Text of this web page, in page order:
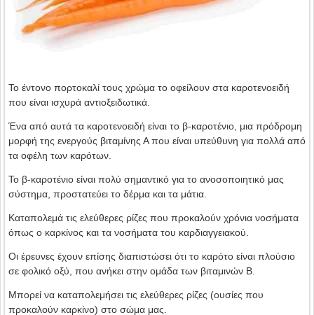
Το έντονο πορτοκαλί τους χρώμα το οφείλουν στα καροτενοειδή
που είναι ισχυρά αντιοξειδωτικά.
Ένα από αυτά τα καροτενοειδή είναι το β-καροτένιο, μια πρόδρομη
μορφή της ενεργούς βιταμίνης Α που είναι υπεύθυνη για πολλά από
τα οφέλη των καρότων.
Το β-καροτένιο είναι πολύ σημαντικό για το ανοσοποιητικό μας
σύστημα, προστατεύει το δέρμα και τα μάτια.
Καταπολεμά τις ελεύθερες ρίζες που προκαλούν χρόνια νοσήματα
όπως ο καρκίνος και τα νοσήματα του καρδιαγγειακού.
Οι έρευνες έχουν επίσης διαπιστώσει ότι το καρότο είναι πλούσιο
σε φολικό οξύ, που ανήκει στην ομάδα των βιταμινών Β.
Μπορεί να καταπολεμήσει τις ελεύθερες ρίζες (ουσίες που
προκαλούν καρκίνο) στο σώμα μας.